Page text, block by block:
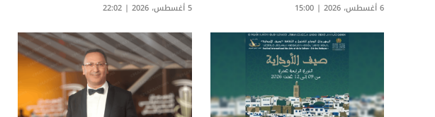
6 أغسطس، 2026 | 15:00 5 أغسطس، 2026 | 22:02